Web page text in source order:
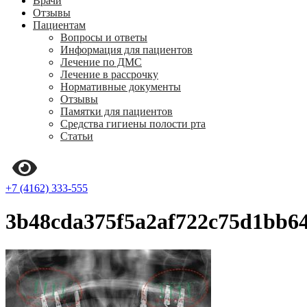
Отзывы
Пациентам
Вопросы и ответы
Информация для пациентов
Лечение по ДМС
Лечение в рассрочку
Нормативные документы
Отзывы
Памятки для пациентов
Средства гигиены полости рта
Статьи
+7 (4162) 333-555